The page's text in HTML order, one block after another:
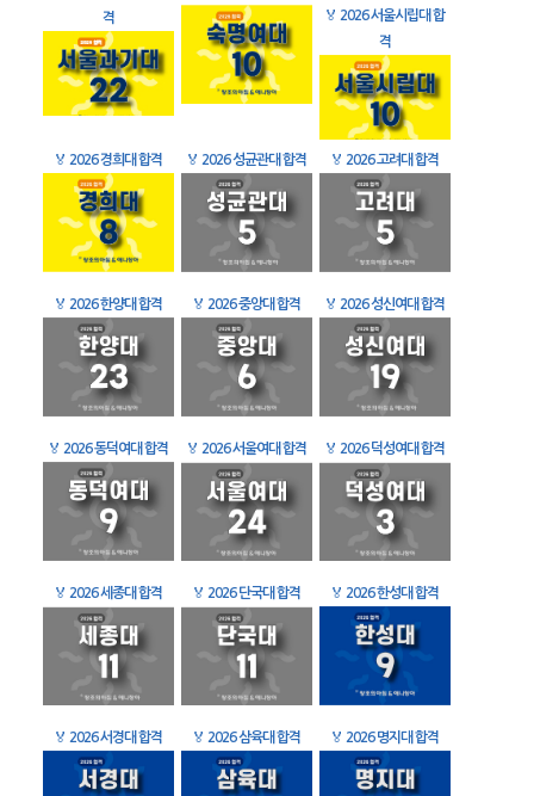
격
🏅 2026 서울시립대 합
격
🏅 2026 경희대 합격 🏅 2026 성균관대 합격 🏅 2026 고려대 합격
🏅 2026 한양대 합격 🏅 2026 중앙대 합격 🏅 2026 성신여대 합격
🏅 2026 동덕여대 합격 🏅 2026 서울여대 합격 🏅 2026 덕성여대 합격
🏅 2026 세종대 합격 🏅 2026 단국대 합격 🏅 2026 한성대 합격
🏅 2026 서경대 합격 🏅 2026 삼육대 합격 🏅 2026 명지대 합격